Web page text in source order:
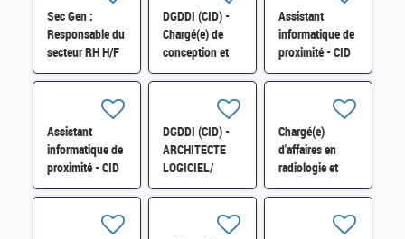
courrier et de
manutention
(H/F)
Sec Gen :
Responsable du
secteur RH H/F
DGDDI (CID) -
Chargé(e) de
conception et
de
Assistant
informatique de
proximité - CID
34 -B PAU -
Assistant
informatique de
proximité - CID
34 - B - PAU -
DGDDI (CID) -
ARCHITECTE
LOGICIEL/
GESTIONNAIRE
Chargé(e)
d'affaires en
radiologie et
physique